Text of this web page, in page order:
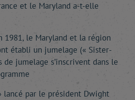
et le Maryland a-t-elle
1981, le Maryland et la région
établi un jumelage (« Sister-
de jumelage s’inscrivent dans le
lancé par le président Dwight